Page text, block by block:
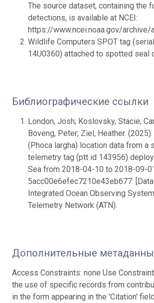
The source dataset, containing the
detections, is available at NCEI:
https://www.ncei.noaa.gov/archive/
Wildlife Computers SPOT tag
14U0360) attached to spotted seal
Библиографические ссылки
London, Josh; Koslovsky, Stacie;
Boveng, Peter; Ziel, Heather.
(Phoca largha) location data from a
telemetry tag (ptt id 143956)
Sea from 2018-04-10 to 2018-09-
5acc00e6efec7210e43eb677.
Integrated Ocean Observing
Telemetry Network (ATN).
Дополнительные
Access Constraints: none Use
the use of specific records from
in the form appearing in the 'Citation'